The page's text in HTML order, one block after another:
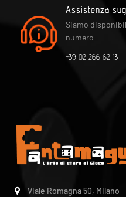
Assistenza
Siamo
numero
+39 02 266 62 13
Viale Romagna 50, Milano